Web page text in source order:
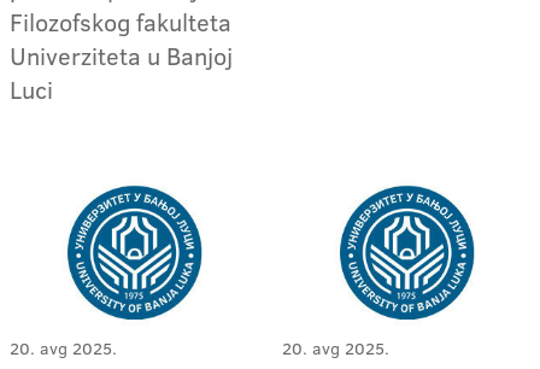
Filozofskog fakulteta
Univerziteta u Banjoj
Luci
20. avg 2025. 20. avg 2025.